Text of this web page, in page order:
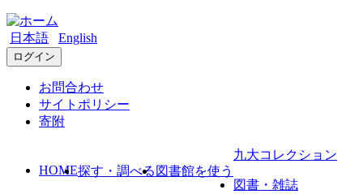
日本語 English
ログイン
お問合わせ
サイトポリシー
寄附
HOME探す・調べる 図書館を使う
九大コレクション
図書・雑誌